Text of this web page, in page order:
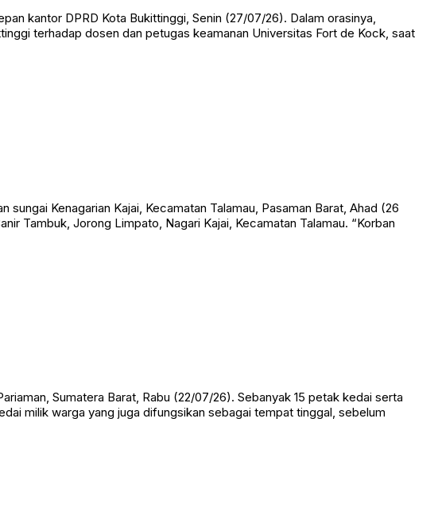
kantor DPRD Kota Bukittinggi, Senin (27/07/26). Dalam orasinya,
terhadap dosen dan petugas keamanan Universitas Fort de Kock, saat
Kenagarian Kajai, Kecamatan Talamau, Pasaman Barat, Ahad (26
Tambuk, Jorong Limpato, Nagari Kajai, Kecamatan Talamau. “Korban
Sumatera Barat, Rabu (22/07/26). Sebanyak 15 petak kedai serta
milik warga yang juga difungsikan sebagai tempat tinggal, sebelum